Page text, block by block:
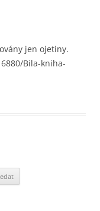
jen ojetiny.
Bila-kniha-